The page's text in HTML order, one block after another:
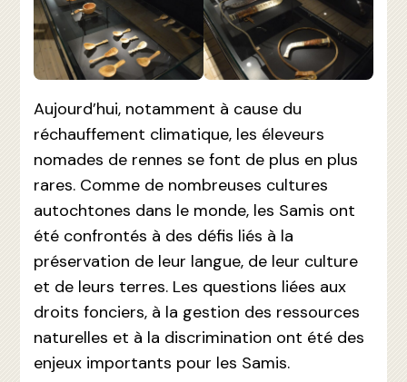
Aujourd’hui, notamment à cause du
réchauffement climatique, les éleveurs
nomades de rennes se font de plus en plus
rares. Comme de nombreuses cultures
autochtones dans le monde, les Samis ont
été confrontés à des défis liés à la
préservation de leur langue, de leur culture
et de leurs terres. Les questions liées aux
droits fonciers, à la gestion des ressources
naturelles et à la discrimination ont été des
enjeux importants pour les Samis.